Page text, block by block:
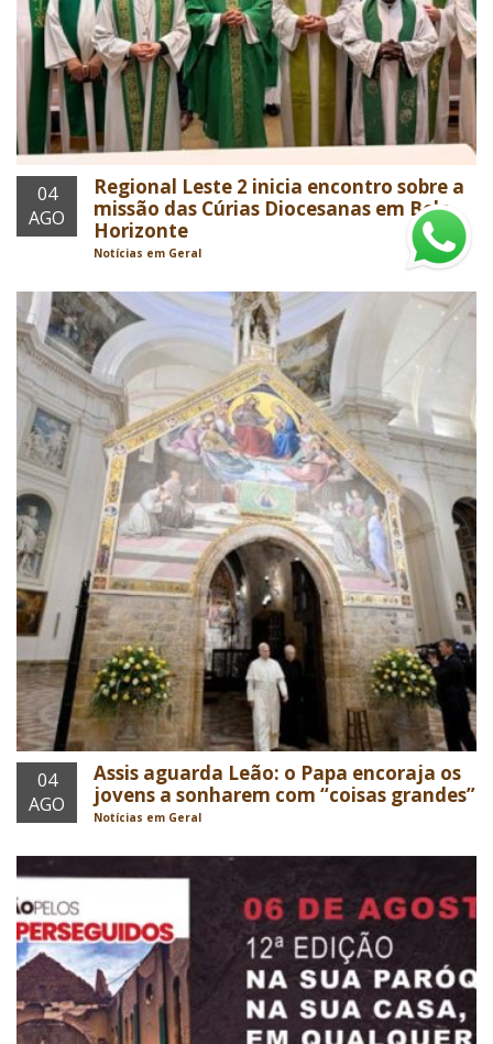
04
AGO
Regional Leste 2 inicia encontro sobre a
missão das Cúrias Diocesanas em Belo
Horizonte
Notícias em Geral
04
AGO
Assis aguarda Leão: o Papa encoraja os
jovens a sonharem com “coisas grandes”
Notícias em Geral